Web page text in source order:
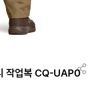
작업복 CQ-UAP0